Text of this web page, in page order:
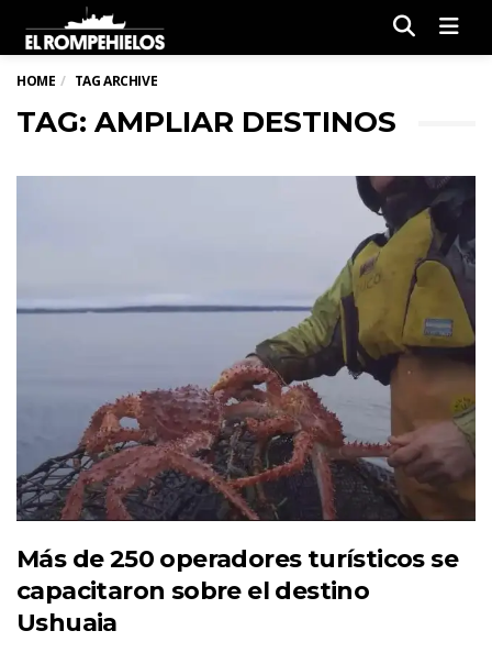
HOME TAG ARCHIVE
TAG: AMPLIAR DESTINOS
Más de 250 operadores turísticos se
capacitaron sobre el destino
Ushuaia